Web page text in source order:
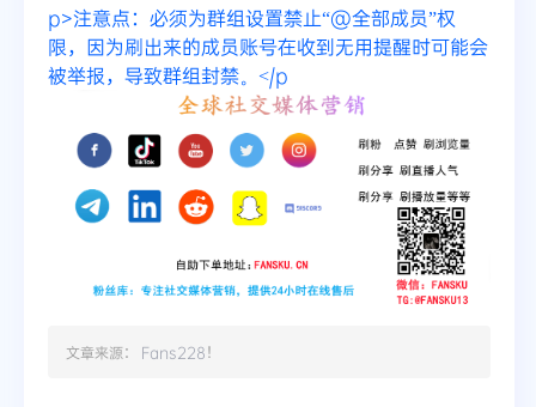
p>注意点：必须为群组设置禁止“@全部成员”权
限，因为刷出来的成员账号在收到无用提醒时可能会
被举报，导致群组封禁。</p
文章来源： Fans228！